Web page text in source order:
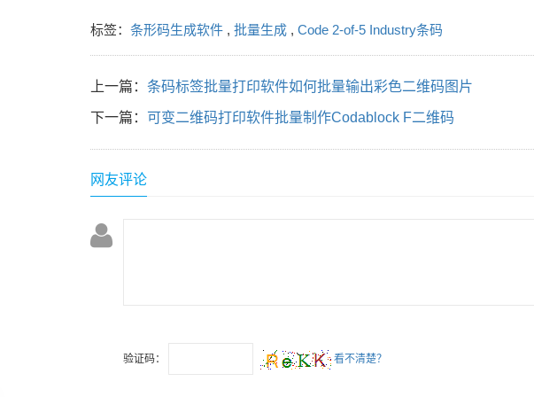
标签： 条形码生成软件, 批量生成, Code 2-of-5 Industry条码
上一篇： 条码标签批量打印软件如何批量输出彩色二维码图片
下一篇： 可变二维码打印软件批量制作Codablock F二维码
网友评论
验证码： 看不清楚？